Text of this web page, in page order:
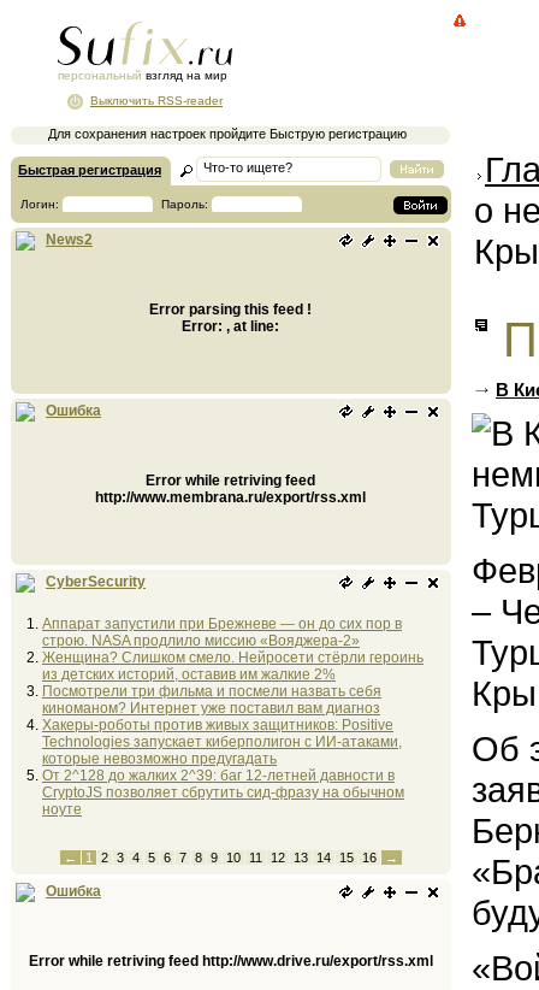
персональный взгляд на мир
Для сохранения настроек пройдите Быструю регистрацию
Выключить RSS-reader
Быстрая регистрация
Логин: Пароль:
News2
Error parsing this feed !
Error: , at line:
Ошибка
Error while retriving feed
http://www.membrana.ru/export/rss.xml
CyberSecurity
Аппарат запустили при Брежневе — он до сих пор в
строю. NASA продлило миссию «Вояджера-2»
Женщина? Слишком смело. Нейросети стёрли героинь
из детских историй, оставив им жалкие 2%
Посмотрели три фильма и посмели назвать себя
киноманом? Интернет уже поставил вам диагноз
Хакеры-роботы против живых защитников: Positive
Technologies запускает киберполигон с ИИ-атаками,
которые невозможно предугадать
От 2^128 до жалких 2^39: баг 12-летней давности в
CryptoJS позволяет сбрутить сид-фразу на обычном
ноуте
← 1 2 3 4 5 6 7 8 9 10 11 12 13 14 15 16 →
Ошибка
Error while retriving feed http://www.drive.ru/export/rss.xml
о
В
–
Об